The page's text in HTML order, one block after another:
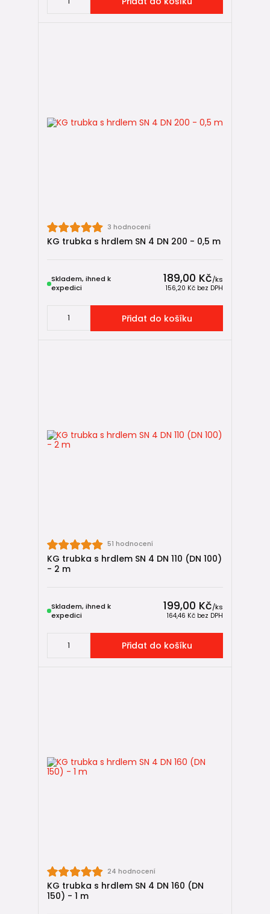
3 hodnocení
KG trubka s hrdlem SN 4 DN 200 - 0,5 m
189,00 Kč/ks
156,20 Kč bez DPH
Skladem, ihned k
expedici
Přidat do košíku
51 hodnocení
KG trubka s hrdlem SN 4 DN 110 (DN 100)
- 2 m
199,00 Kč/ks
164,46 Kč bez DPH
Skladem, ihned k
expedici
Přidat do košíku
24 hodnocení
KG trubka s hrdlem SN 4 DN 160 (DN
150) - 1 m